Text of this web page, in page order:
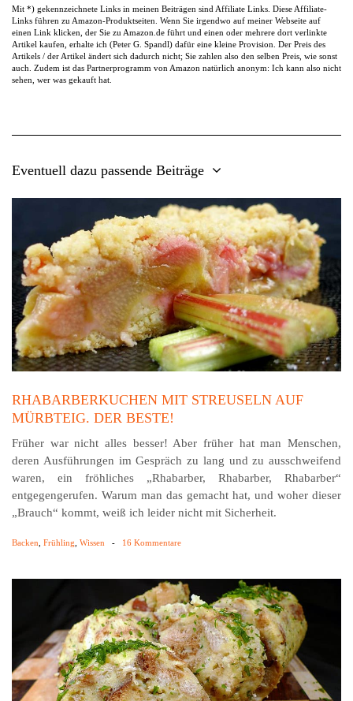
Mit *) gekennzeichnete Links in meinen Beiträgen sind Affiliate Links. Diese Affiliate-
Links führen zu Amazon-Produktseiten. Wenn Sie irgendwo auf meiner Webseite auf
einen Link klicken, der Sie zu Amazon.de führt und einen oder mehrere dort verlinkte
Artikel kaufen, erhalte ich (Peter G. Spandl) dafür eine kleine Provision. Der Preis des
Artikels / der Artikel ändert sich dadurch nicht; Sie zahlen also den selben Preis, wie sonst
auch. Zudem ist das Partnerprogramm von Amazon natürlich anonym: Ich kann also nicht
sehen, wer was gekauft hat.
Eventuell dazu passende Beiträge
RHABARBERKUCHEN MIT STREUSELN AUF
MÜRBTEIG. DER BESTE!
Früher war nicht alles besser! Aber früher hat man Menschen,
deren Ausführungen im Gespräch zu lang und zu aus­schweifend
waren, ein fröhliches „Rhabarber, Rhabarber, Rhabarber“
entgegengerufen. Warum man das gemacht hat, und woher dieser
„Brauch“ kommt, weiß ich leider nicht mit Sicherheit.
Backen Frühling Wissen - 16 Kommentare